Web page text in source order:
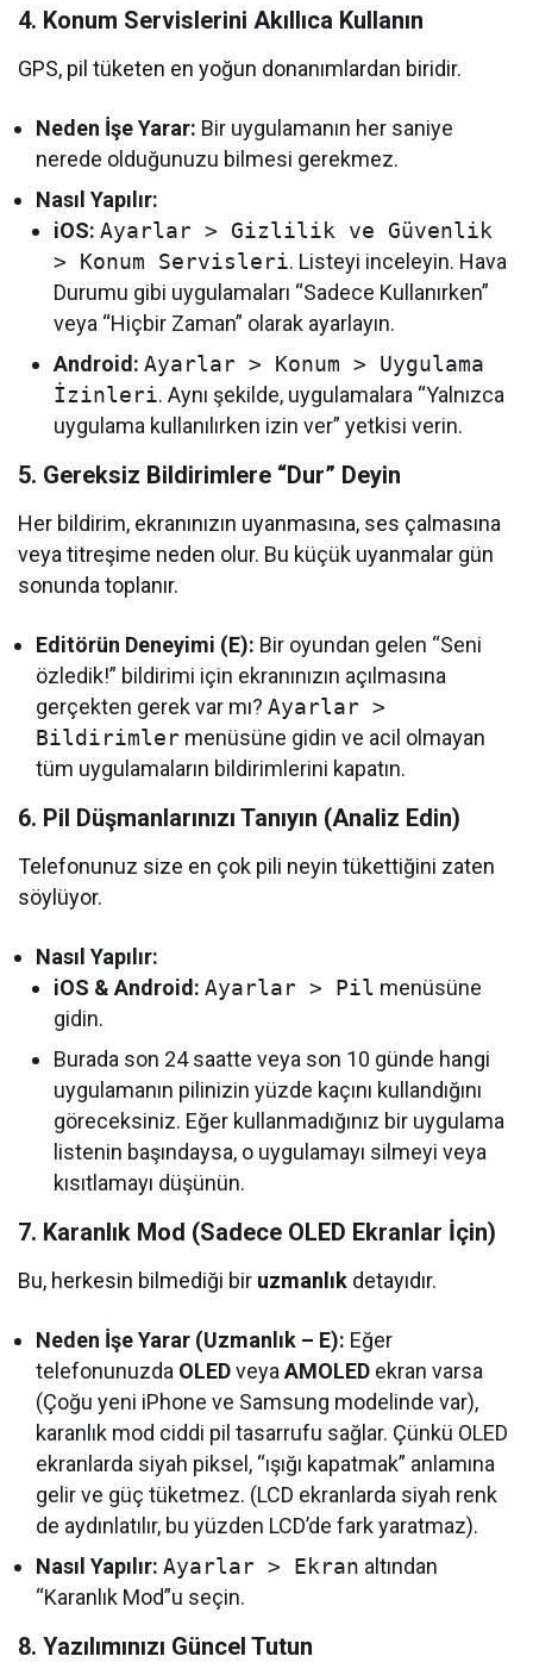
4. Konum Servislerini Akıllıca Kullanın
GPS, pil tüketen en yoğun donanımlardan biridir.
Neden İşe Yarar: Bir uygulamanın her saniye
nerede olduğunuzu bilmesi gerekmez.
Nasıl Yapılır:
iOS: Ayarlar > Gizlilik ve Güvenlik
> Konum Servisleri. Listeyi inceleyin. Hava
Durumu gibi uygulamaları “Sadece Kullanırken”
veya “Hiçbir Zaman” olarak ayarlayın.
Android: Ayarlar > Konum > Uygulama
İzinleri. Aynı şekilde, uygulamalara “Yalnızca
uygulama kullanılırken izin ver” yetkisi verin.
5. Gereksiz Bildirimlere “Dur” Deyin
Her bildirim, ekranınızın uyanmasına, ses çalmasına
veya titreşime neden olur. Bu küçük uyanmalar gün
sonunda toplanır.
Editörün Deneyimi (E): Bir oyundan gelen “Seni
özledik!” bildirimi için ekranınızın açılmasına
gerçekten gerek var mı?Ayarlar >
Bildirimler menüsüne gidin ve acil olmayan
tüm uygulamaların bildirimlerini kapatın.
6. Pil Düşmanlarınızı Tanıyın (Analiz Edin)
Telefonunuz size en çok pili neyin tükettiğini zaten
söylüyor.
Nasıl Yapılır:
iOS & Android: Ayarlar > Pil menüsüne
gidin.
Burada son 24 saatte veya son 10 günde hangi
uygulamanın pilinizin yüzde kaçını kullandığını
göreceksiniz. Eğer kullanmadığınız bir uygulama
listenin başındaysa, o uygulamayı silmeyi veya
kısıtlamayı düşünün.
7. Karanlık Mod (Sadece OLED Ekranlar İçin)
Bu, herkesin bilmediği bir uzmanlık detayıdır.
Neden İşe Yarar (Uzmanlık – E): Eğer
telefonunuzda OLEDveyaAMOLED ekran varsa
(Çoğu yeni iPhone ve Samsung modelinde var),
karanlık mod ciddi pil tasarrufu sağlar. Çünkü OLED
ekranlarda siyah piksel, “ışığı kapatmak” anlamına
gelir ve güç tüketmez. (LCD ekranlarda siyah renk
de aydınlatılır, bu yüzden LCD’de fark yaratmaz).
Nasıl Yapılır: Ayarlar > Ekran altından
“Karanlık Mod”u seçin.
8. Yazılımınızı Güncel Tutun